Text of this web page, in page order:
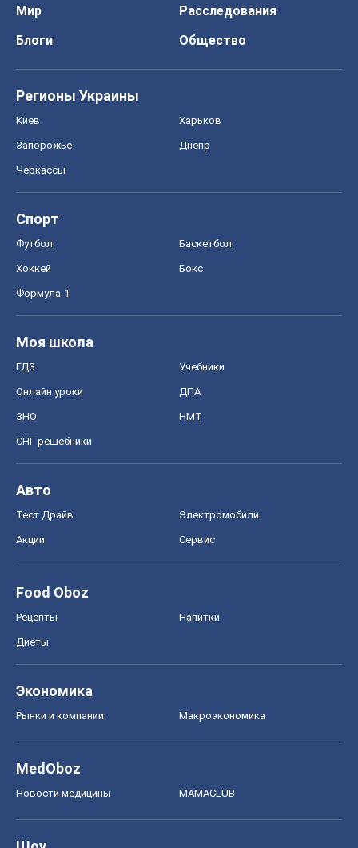
Мир
Расследования
Блоги
Общество
Регионы Украины
Киев Харьков
Запорожье Днепр
Черкассы
Спорт
Футбол Баскетбол
Хоккей Бокс
Формула-1
Моя школа
ГДЗ Учебники
Онлайн уроки ДПА
ЗНО НМТ
СНГ решебники
Авто
Тест Драйв Электромобили
Акции Сервис
Food Oboz
Рецепты Напитки
Диеты
Экономика
Рынки и компании Mакроэкономика
MedOboz
Новости медицины MAMACLUB